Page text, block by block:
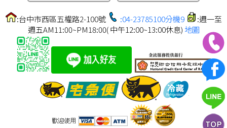
:台中市西區五權路2-100號 :04-23785100分機9
:週一至
週五AM11:00~PM18:00( 中午12:00~13:00休息) 地圖